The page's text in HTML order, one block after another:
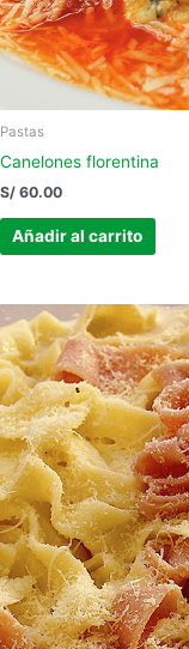
Pastas
Canelones florentina
S/ 60.00
Añadir al carrito